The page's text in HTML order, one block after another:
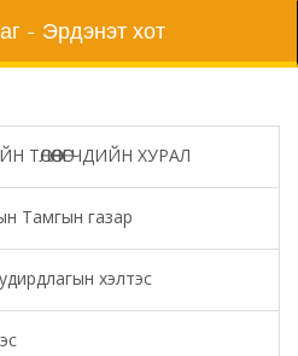
- Эрдэнэт хот
ХУРАЛ
Тамгын газар
хэлтэс